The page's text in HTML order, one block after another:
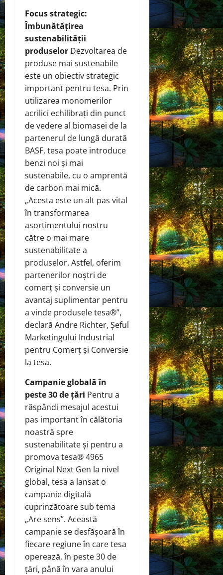
Focus strategic:
Îmbunătățirea
sustenabilității
produselor Dezvoltarea de
produse mai sustenabile
este un obiectiv strategic
important pentru tesa. Prin
utilizarea monomerilor
acrilici echilibrați din punct
de vedere al biomasei de la
partenerul de lungă durată
BASF, tesa poate introduce
benzi noi și mai
sustenabile, cu o amprentă
de carbon mai mică.
„Acesta este un alt pas vital
în transformarea
asortimentului nostru
către o mai mare
sustenabilitate a
produselor. Astfel, oferim
partenerilor noștri de
comerț și conversie un
avantaj suplimentar pentru
a vinde produsele tesa®”,
declară Andre Richter, Șeful
Marketingului Industrial
pentru Comerț și Conversie
la tesa.
Campanie globală în
peste 30 de țări Pentru a
răspândi mesajul acestui
pas important în călătoria
noastră spre
sustenabilitate și pentru a
promova tesa® 4965
Original Next Gen la nivel
global, tesa a lansat o
campanie digitală
cuprinzătoare sub tema
„Are sens”. Această
campanie se desfășoară în
fiecare regiune în care tesa
operează, în peste 30 de
țări, până în vara anului